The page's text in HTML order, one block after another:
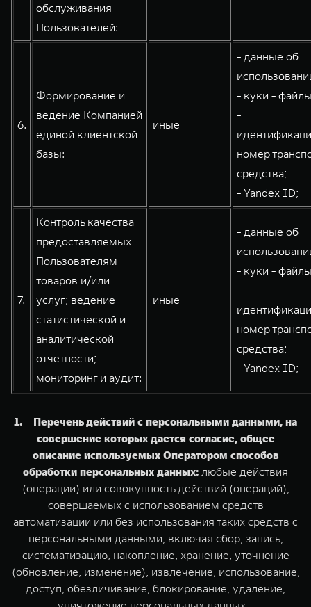
обслуживания
Пользователей:
6.
Формирование и
ведение Компанией
единой клиентской
базы:
иные
- данные об
- куки -
-
номер
средства;
- Yandex ID;
7.
Контроль качества
предоставляемых
Пользователям
товаров и/или
услуг; ведение
статистической и
аналитической
отчетности;
мониторинг и аудит:
иные
- данные об
- куки -
-
номер
средства;
- Yandex ID;
1. Перечень действий с персональными данными, на
совершение которых дается согласие, общее
описание используемых Оператором способов
обработки персональных данных: любые действия
(операции) или совокупность действий (операций),
совершаемых с использованием средств
автоматизации или без использования таких средств с
персональными данными, включая сбор, запись,
систематизацию, накопление, хранение, уточнение
(обновление, изменение), извлечение, использование,
доступ, обезличивание, блокирование, удаление,